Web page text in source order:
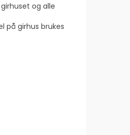
og alle
på girhus brukes